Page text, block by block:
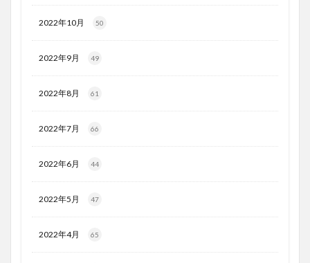
2022年10月 50
2022年9月 49
2022年8月 61
2022年7月 66
2022年6月 44
2022年5月 47
2022年4月 65